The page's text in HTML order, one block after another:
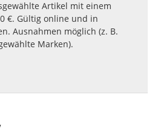
Artikel mit einem
€. Gültig online und in
Ausnahmen möglich (z. B.
Marken).